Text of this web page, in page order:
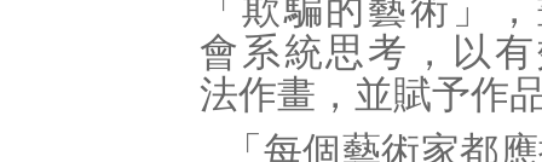
「欺騙的藝術」
會系統思考，以
法作畫，並賦予作
「每個藝術家都